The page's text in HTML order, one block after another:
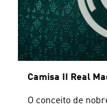
Camisa II Real
O conceito de